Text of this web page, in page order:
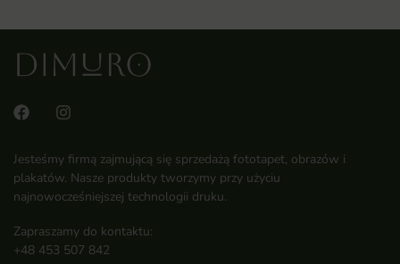
Jesteśmy firmą zajmującą się sprzedażą fototapet, obrazów i
plakatów. Nasze produkty tworzymy przy użyciu
najnowocześniejszej technologii druku.
Zapraszamy do kontaktu:
+48 453 507 842